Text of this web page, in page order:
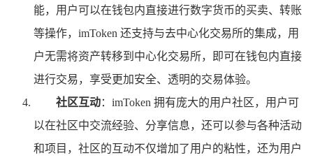
能，用户可以在钱包内直接进行数字货币的买卖、转账
等操作，imToken 还支持与去中心化交易所的集成，用
户无需将资产转移到中心化交易所，即可在钱包内直接
进行交易，享受更加安全、透明的交易体验。
社区互动：imToken 拥有庞大的用户社区，用户可
以在社区中交流经验、分享信息，还可以参与各种活动
和项目，社区的互动不仅增加了用户的粘性，还为用户